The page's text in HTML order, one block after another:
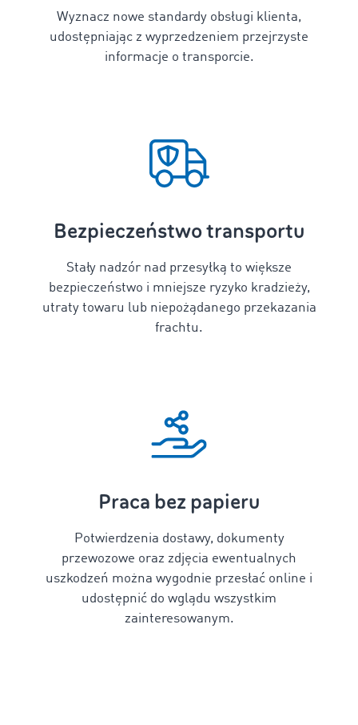
Wyznacz nowe standardy obsługi klienta,
udostępniając z wyprzedzeniem przejrzyste
informacje o transporcie.
Bezpieczeństwo transportu
Stały nadzór nad przesyłką to większe
bezpieczeństwo i mniejsze ryzyko kradzieży,
utraty towaru lub niepożądanego przekazania
frachtu.
Praca bez papieru
Potwierdzenia dostawy, dokumenty
przewozowe oraz zdjęcia ewentualnych
uszkodzeń można wygodnie przesłać online i
udostępnić do wglądu wszystkim
zainteresowanym.